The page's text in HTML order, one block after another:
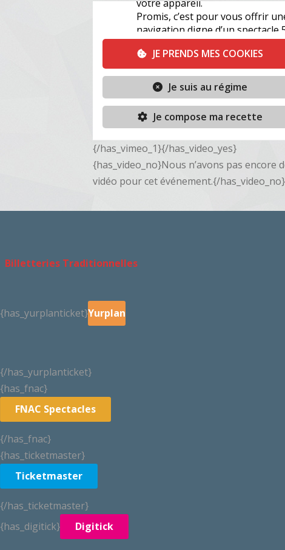
{/has_vimeo_1}{/has_video_yes}
{has_video_no}Nous n’avons pas encore
vidéo pour cet événement.{/has_video_no}
Billetteries Traditionnelles
{has_yurplanticket}Yurplan
{/has_yurplanticket}
{has_fnac}
FNAC Spectacles
{/has_fnac}
{has_ticketmaster}
Ticketmaster
{/has_ticketmaster}
{has_digitick}
Digitick